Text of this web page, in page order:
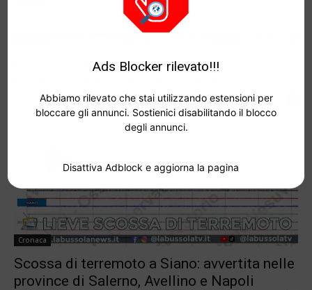
Forte terremoto nel Golfo di Napoli,
Redazione - 10 Marzo 2026
Cronaca
Scossa di terremoto a Siano: avvertita nelle
province di Salerno, Avellino e Napoli
Ads Blocker rilevato!!!
Abbiamo rilevato che stai utilizzando estensioni per
bloccare gli annunci. Sostienici disabilitando il blocco
degli annunci.
Disattiva Adblock e aggiorna la pagina